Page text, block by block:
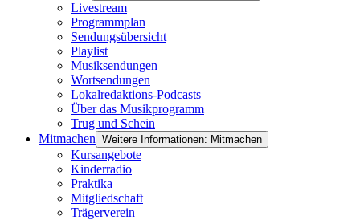
Livestream
Programmplan
Sendungsübersicht
Playlist
Musiksendungen
Wortsendungen
Lokalredaktions-Podcasts
Über das Musikprogramm
Trug und Schein
Mitmachen Weitere Informationen: Mitmachen
Kursangebote
Kinderradio
Praktika
Mitgliedschaft
Trägerverein